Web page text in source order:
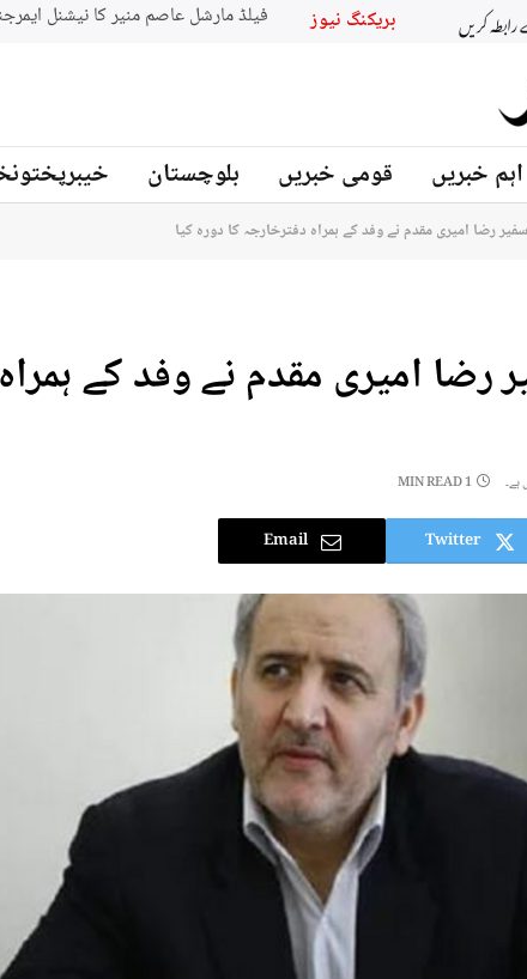
کریں بریکنگ نیوز جنوبي افريقه کے سابق
اہم خبریں قومی خبریں بلوچستان
رضا امیری مقدم نے وفد کے ہمراہ دفترخارجہ کا دورہ کیا
رضا امیری مقدم نے وفد کے
ہے۔ 1 MIN READ
Twitter
Email